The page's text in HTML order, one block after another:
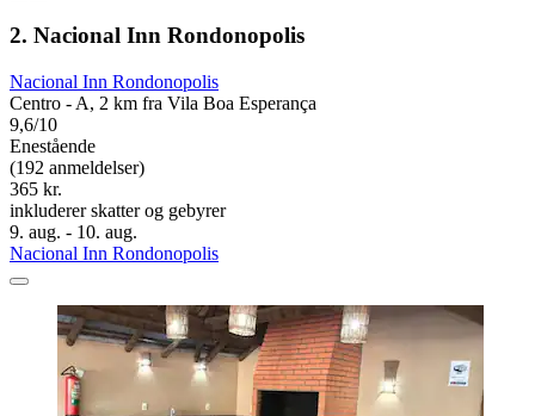
2. Nacional Inn Rondonopolis
Nacional Inn Rondonopolis
Centro - A, 2 km fra Vila Boa Esperança
9,6/10
Enestående
(192 anmeldelser)
365 kr.
inkluderer skatter og gebyrer
9. aug. - 10. aug.
Nacional Inn Rondonopolis